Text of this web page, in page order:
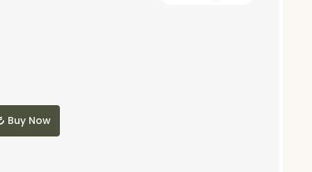
Buy Now